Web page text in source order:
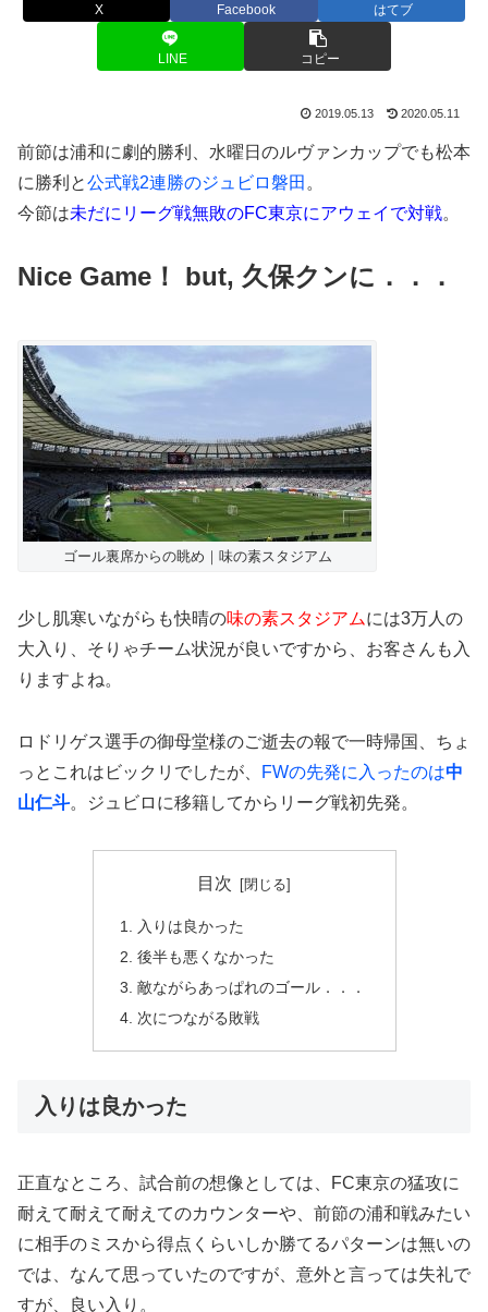
X Facebook はてブ
LINE コピー
2019.05.13 2020.05.11
前節は浦和に劇的勝利、水曜日のルヴァンカップでも松本
に勝利と公式戦2連勝のジュビロ磐田 。
今節は未だにリーグ戦無敗のFC東京にアウェイで対戦。
Nice Game！ but, 久保クンに．．．
ゴール裏席からの眺め｜味の素スタジアム
少し肌寒いながらも快晴の味の素スタジアムには3万人の
大入り、そりゃチーム状況が良いですから、お客さんも入
りますよね。
ロドリゲス選手の御母堂様のご逝去の報で一時帰国、ちょ
っとこれはビックリでしたが、
FWの先発に入ったのは中
山仁斗。ジュビロに移籍してからリーグ戦初先発。
目次
入りは良かった
後半も悪くなかった
敵ながらあっぱれのゴール．．．
次につながる敗戦
入りは良かった
正直なところ、試合前の想像としては、FC東京の猛攻に
耐えて耐えて耐えてのカウンターや、前節の浦和戦みたい
に相手のミスから得点くらいしか勝てるパターンは無いの
では、なんて思っていたのですが、意外と言っては失礼で
すが、良い入り。